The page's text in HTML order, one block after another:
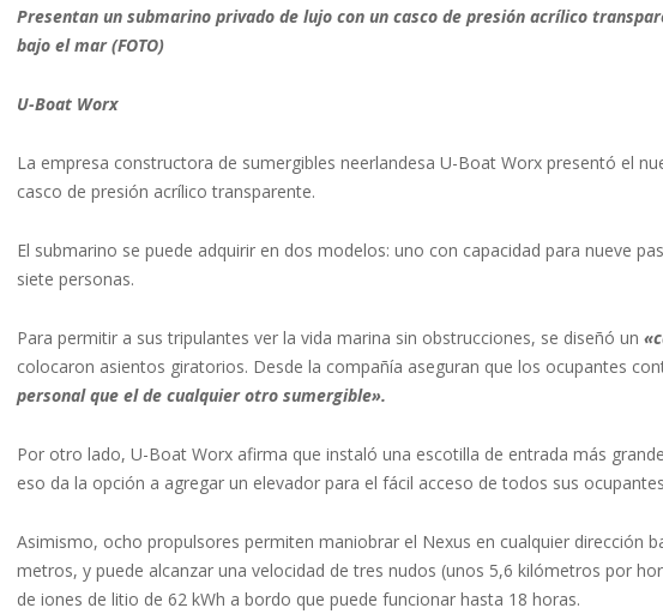
Presentan un submarino privado de lujo con un casco de presión acrílico
bajo el mar (FOTO)
U-Boat Worx
La empresa constructora de sumergibles neerlandesa U-Boat Worx presentó el
casco de presión acrílico transparente.
El submarino se puede adquirir en dos modelos: uno con capacidad para nueve
siete personas.
Para permitir a sus tripulantes ver la vida marina sin obstrucciones, se diseñó un
colocaron asientos giratorios. Desde la compañía aseguran que los ocupantes
personal que el de cualquier otro sumergible».
Por otro lado, U-Boat Worx afirma que instaló una escotilla de entrada más
eso da la opción a agregar un elevador para el fácil acceso de todos sus
Asimismo, ocho propulsores permiten maniobrar el Nexus en cualquier dirección
metros, y puede alcanzar una velocidad de tres nudos (unos 5,6 kilómetros por
de iones de litio de 62 kWh a bordo que puede funcionar hasta 18 horas.